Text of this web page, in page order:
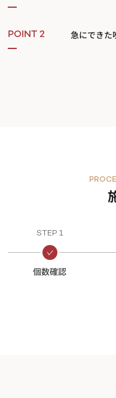
POINT 2 急にできた
STEP 1
個数確認